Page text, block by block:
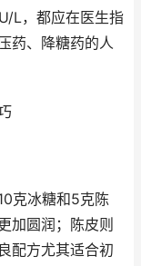
L，都应在医生指
药、降糖药的人
克冰糖和5克陈
加圆润；陈皮则
配方尤其适合初